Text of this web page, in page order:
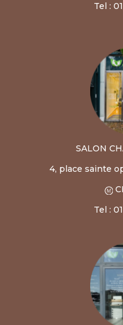
Tel :
SALON
4, place sainte
Tel :